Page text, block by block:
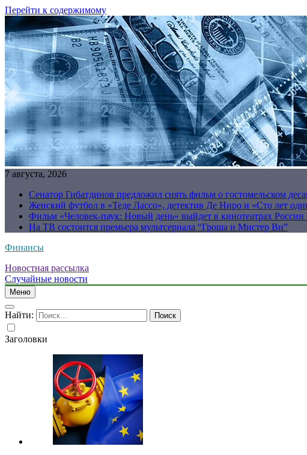
Перейти к содержимому
7 августа, 2026
Сенатор Гибатдинов предложил снять фильм о гостомельском
Женский футбол в «Теде Лассо», детектив Де Ниро и «Сто лет
Фильм «Человек-паук: Новый день» выйдет в кинотеатрах России
На ТВ состоится премьера мультсериала “Гроша и Мистер Ви”
Финансы
Новостная рассылка
Случайные новости
Меню
Найти:
Заголовки